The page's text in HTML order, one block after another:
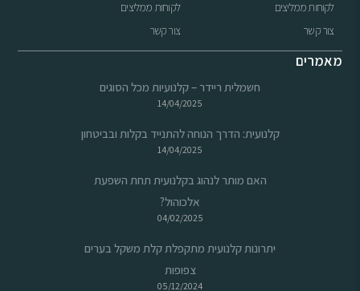
לקוחות ממליצים
צור קשר
לקוחות ממליצים
צור קשר
מאמרים
חשמלית ריידר – קלנועיות מכל הסוגים
14/04/2025
קלנועית: הדרך הנוחה להתנייד בקלות ובביטחון
14/04/2025
האם מותר לנהוג בקלנועית תחת השפעת
אלכוהול?
04/02/2025
יתרונות קלנועית מתקפלת קלת משקל בערים
צפופות
05/12/2024